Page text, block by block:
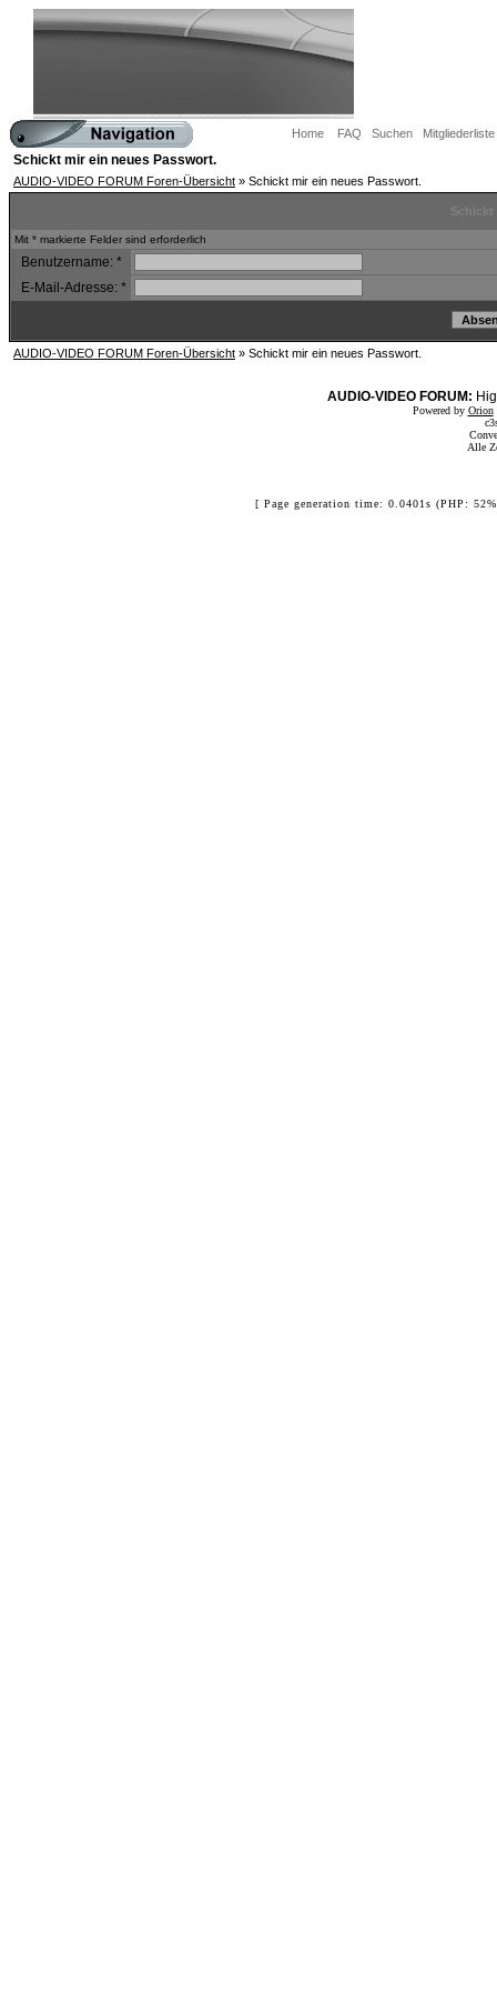
Home FAQ Suchen Mitgliederliste
Schickt mir ein neues Passwort.
AUDIO-VIDEO FORUM Foren-Übersicht » Schickt mir ein neues Passwort.
Mit * markierte Felder sind erforderlich
Benutzername: *
E-Mail-Adresse: *
AUDIO-VIDEO FORUM Foren-Übersicht » Schickt mir ein neues Passwort.
AUDIO-VIDEO FORUM:
Powered by Orion
Alle
[ Page generation time: 0.0401s (PHP: